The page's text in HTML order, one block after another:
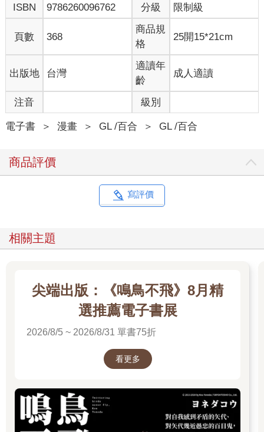
ISBN
9786260096762 分級 限制級
頁數 368
商品規
格
25開15*21cm
出版地 台灣
適讀年
齡
成人適讀
注音 級別
電子書 ＞ 漫畫 ＞ GL /百合 ＞ GL /百合
商品評價
寫評價
相關主題
尖端出版：《鳴鳥不飛》8月精
選推薦電子書展
2026/8/5 ~ 2026/8/31 單書75折
看更多